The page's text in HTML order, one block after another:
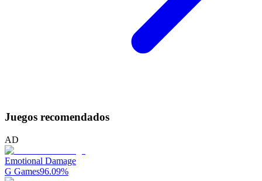
Juegos recomendados
AD
Emotional Damage
G Games96.09%